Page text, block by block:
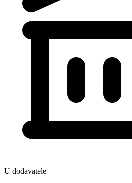
U dodavatele